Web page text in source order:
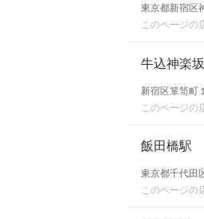
東京都新宿区
このページの
牛込神楽
新宿区箪笥町
このページの
飯田橋駅
東京都千代田
このページの